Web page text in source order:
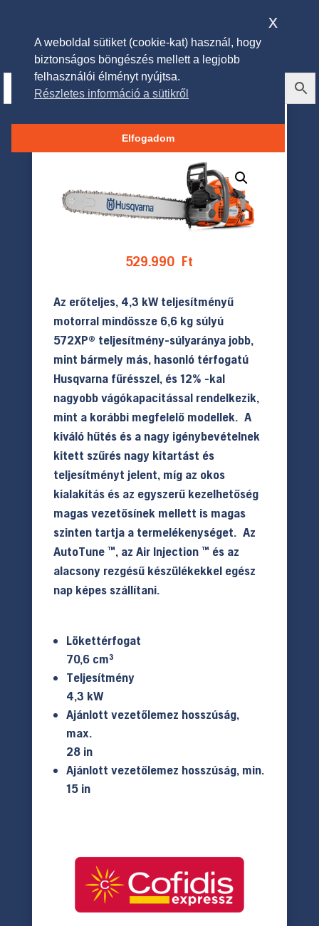
HUSQVARNA 572 XP® benzines
láncfűrész
529.990 Ft
Az erőteljes, 4,3 kW teljesítményű
motorral mindössze 6,6 kg súlyú
572XP® teljesítmény-súlyaránya jobb,
mint bármely más, hasonló térfogatú
Husqvarna fűrésszel, és 12% -kal
nagyobb vágókapacitással rendelkezik,
mint a korábbi megfelelő modellek. A
kiváló hűtés és a nagy igénybevételnek
kitett szűrés nagy kitartást és
teljesítményt jelent, míg az okos
kialakítás és az egyszerű kezelhetőség
magas vezetősínek mellett is magas
szinten tartja a termelékenységet. Az
AutoTune ™, az Air Injection ™ és az
alacsony rezgésű készülékekkel egész
nap képes szállítani.
Lökettérfogat
70,6 cm³
Teljesítmény
4,3 kW
Ajánlott vezetőlemez hosszúság,
max.
28 in
Ajánlott vezetőlemez hosszúság, min.
15 in
A weboldal sütiket (cookie-kat) használ, hogy
biztonságos böngészés mellett a legjobb
felhasználói élményt nyújtsa.
Részletes információ a sütikről
Elfogadom
x